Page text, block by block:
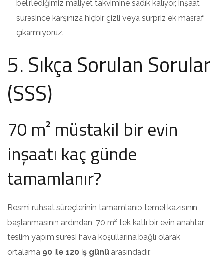
belirlediğimiz maliyet takvimine sadık kalıyor, inşaat
süresince karşınıza hiçbir gizli veya sürpriz ek masraf
çıkarmıyoruz.
5. Sıkça Sorulan Sorular
(SSS)
70 m² müstakil bir evin
inşaatı kaç günde
tamamlanır?
Resmi ruhsat süreçlerinin tamamlanıp temel kazısının
başlanmasının ardından, 70 m² tek katlı bir evin anahtar
teslim yapım süresi hava koşullarına bağlı olarak
ortalama 90 ile 120 iş günü arasındadır.